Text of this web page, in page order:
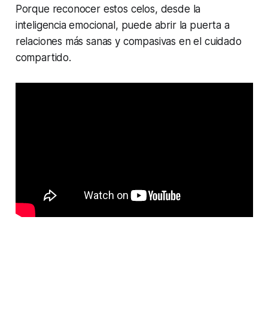
Porque reconocer estos celos, desde la
inteligencia emocional, puede abrir la puerta a
relaciones más sanas y compasivas en el cuidado
compartido.